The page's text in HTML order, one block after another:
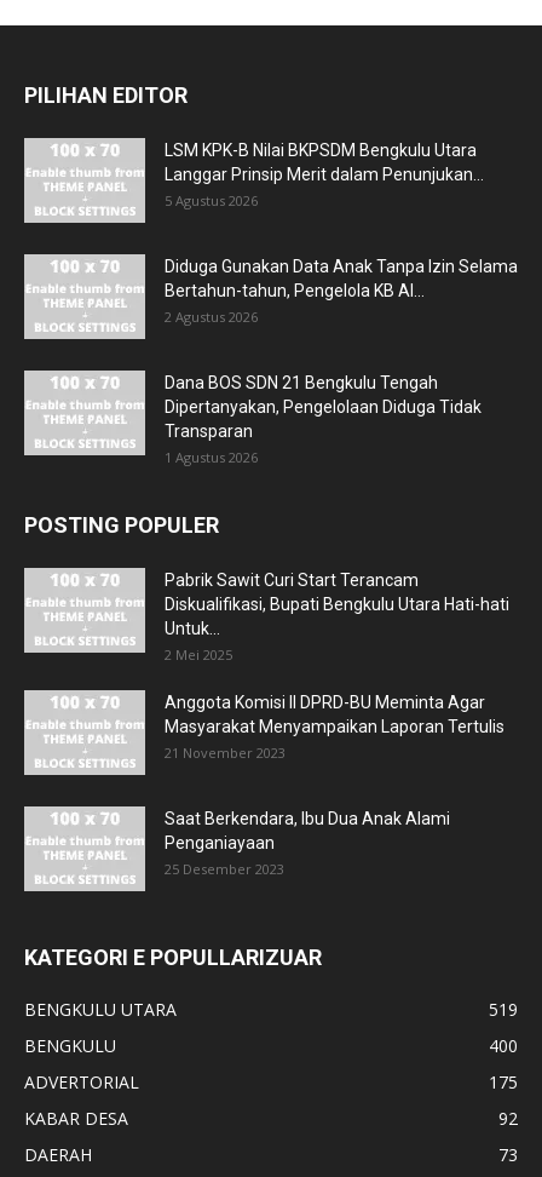
PILIHAN EDITOR
LSM KPK-B Nilai BKPSDM Bengkulu Utara
Langgar Prinsip Merit dalam Penunjukan...
5 Agustus 2026
Diduga Gunakan Data Anak Tanpa Izin Selama
Bertahun-tahun, Pengelola KB Al...
2 Agustus 2026
Dana BOS SDN 21 Bengkulu Tengah
Dipertanyakan, Pengelolaan Diduga Tidak
Transparan
1 Agustus 2026
POSTING POPULER
Pabrik Sawit Curi Start Terancam
Diskualifikasi, Bupati Bengkulu Utara Hati-hati
Untuk...
2 Mei 2025
Anggota Komisi II DPRD-BU Meminta Agar
Masyarakat Menyampaikan Laporan Tertulis
21 November 2023
Saat Berkendara, Ibu Dua Anak Alami
Penganiayaan
25 Desember 2023
KATEGORI E POPULLARIZUAR
BENGKULU UTARA
519
BENGKULU
400
ADVERTORIAL
175
KABAR DESA
92
DAERAH
73